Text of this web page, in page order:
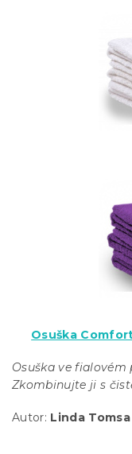
Osuška
Osuška ve fialovém
Zkombinujte ji s
Autor: Linda